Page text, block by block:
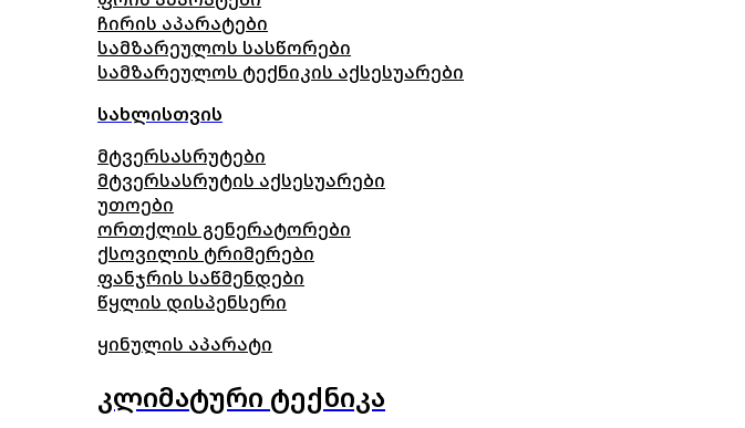
ჩირის აპარატები
სამზარეულოს სასწორები
სამზარეულოს ტექნიკის აქსესუარები
სახლისთვის
მტვერსასრუტები
მტვერსასრუტის აქსესუარები
უთოები
ორთქლის გენერატორები
ქსოვილის ტრიმერები
ფანჯრის საწმენდები
წყლის დისპენსერი
ყინულის აპარატი
კლიმატური ტექნიკა